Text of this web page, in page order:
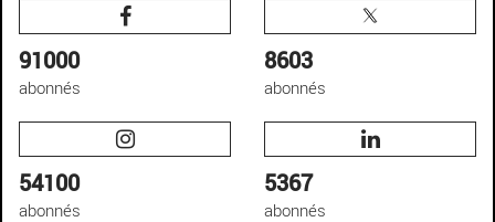
91000
abonnés
8603
abonnés
54100
abonnés
5367
abonnés